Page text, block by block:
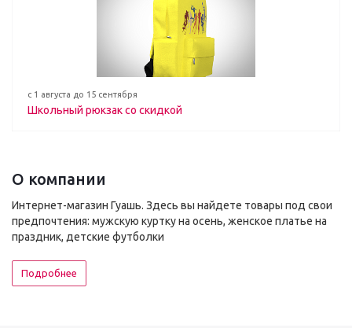
с 1 августа до 15 сентября
Школьный рюкзак со скидкой
О компании
Интернет-магазин Гуашь. Здесь вы найдете товары под свои
предпочтения: мужскую куртку на осень, женское платье на
праздник, детские футболки
Подробнее